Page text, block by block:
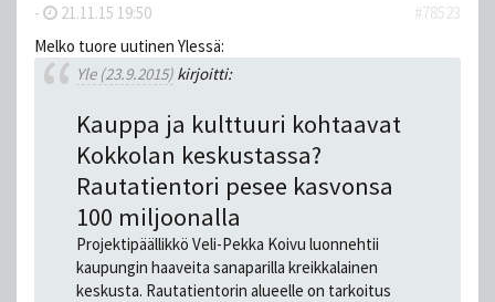
- 21.11.15 19:50
#78523
Melko tuore uutinen Ylessä:
Yle (23.9.2015)kirjoitti:
Kauppa ja kulttuuri kohtaavat
Kokkolan keskustassa?
Rautatientori pesee kasvonsa
100 miljoonalla
Projektipäällikkö Veli-Pekka Koivu luonnehtii
kaupungin haaveita sanaparilla kreikkalainen
keskusta. Rautatientorin alueelle on tarkoitus